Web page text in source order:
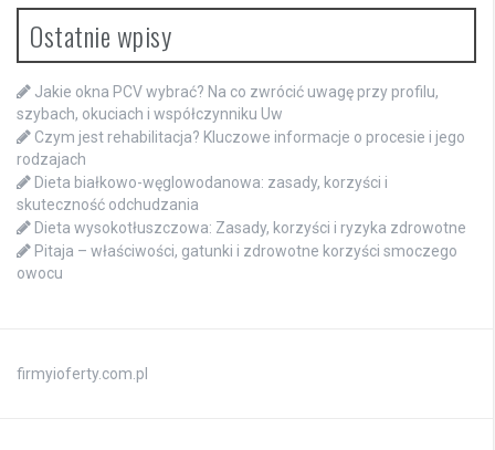
Ostatnie wpisy
Jakie okna PCV wybrać? Na co zwrócić uwagę przy profilu,
szybach, okuciach i współczynniku Uw
Czym jest rehabilitacja? Kluczowe informacje o procesie i jego
rodzajach
Dieta białkowo-węglowodanowa: zasady, korzyści i
skuteczność odchudzania
Dieta wysokotłuszczowa: Zasady, korzyści i ryzyka zdrowotne
Pitaja – właściwości, gatunki i zdrowotne korzyści smoczego
owocu
firmyioferty.com.pl